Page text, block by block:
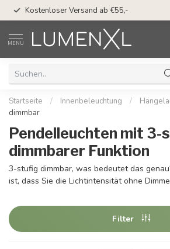
Kostenloser Versand ab €55,-
MENU
Startseite / Innenbeleuchtung /
dimmbar
Pendelleuchten mit 3-
dimmbarer Funktion
3-stufig dimmbar, was bedeutet das
ist, dass Sie die Lichtintensität ohne
Filter